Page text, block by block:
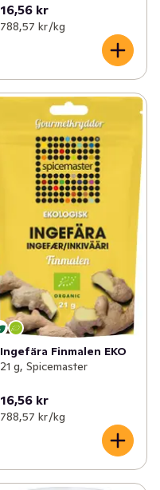
16,56 kr
788,57 kr /kg
Ingefära Finmalen EKO
21 g, Spicemaster
16,56 kr
788,57 kr /kg